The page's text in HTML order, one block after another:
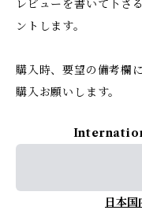
レビューを書いて下さ
ントします。
購入時、要望の備考欄
購入お願いします。
日本国